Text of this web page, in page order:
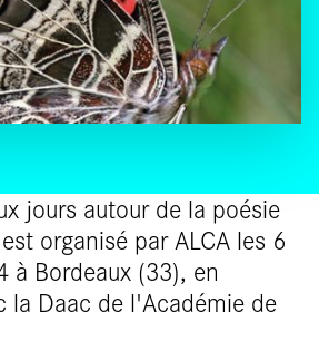
jours autour de la poésie
organisé par ALCA les 6
à Bordeaux (33), en
la Daac de l'Académie de